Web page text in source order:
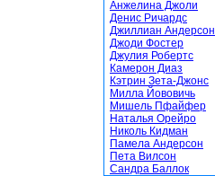
Анжелина Джоли
Денис Ричардс
Джиллиан Андерсон
Джоди Фостер
Джулия Робертс
Камерон Диаз
Кэтрин Зета-Джонс
Милла Йововичь
Мишель Пфайфер
Наталья Орейро
Николь Кидман
Памела Андерсон
Пета Вилсон
Сандра Баллок